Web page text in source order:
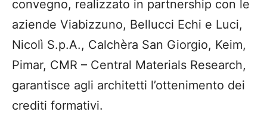
convegno, realizzato in partnership con le
aziende Viabizzuno, Bellucci Echi e Luci,
Nicolì S.p.A., Calchèra San Giorgio, Keim,
Pimar, CMR – Central Materials Research,
garantisce agli architetti l’ottenimento dei
crediti formativi.